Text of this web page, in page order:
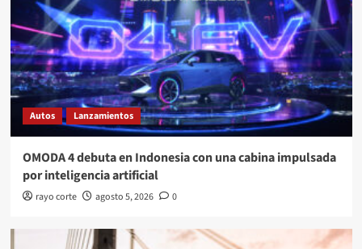
Autos Lanzamientos
OMODA 4 debuta en Indonesia con una cabina impulsada
por inteligencia artificial
rayo corte agosto 5, 2026 0